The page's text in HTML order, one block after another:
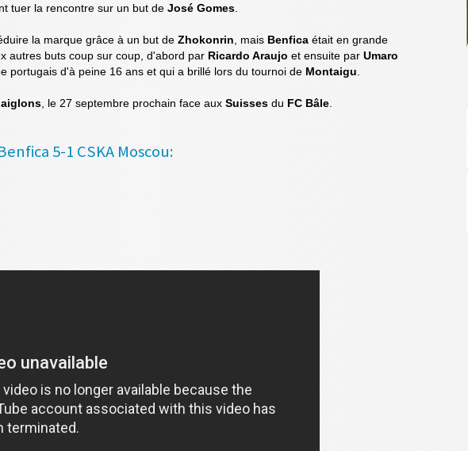
tuer la rencontre sur un but de José Gomes.
la marque grâce à un but de Zhokonrin, mais Benfica était en grande
autres buts coup sur coup, d'abord par Ricardo Araujo et ensuite par Umaro
portugais d'à peine 16 ans et qui a brillé lors du tournoi de Montaigu.
aiglons, le 27 septembre prochain face aux Suisses du FC Bâle.
5-1 CSKA Moscou: